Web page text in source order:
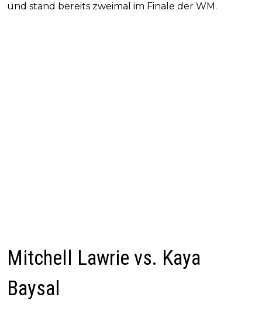
und stand bereits zweimal im Finale der WM.
Mitchell Lawrie vs. Kaya
Baysal